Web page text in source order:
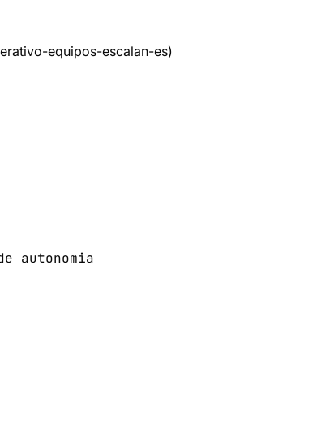
equipos-escalan-es)
autonomia